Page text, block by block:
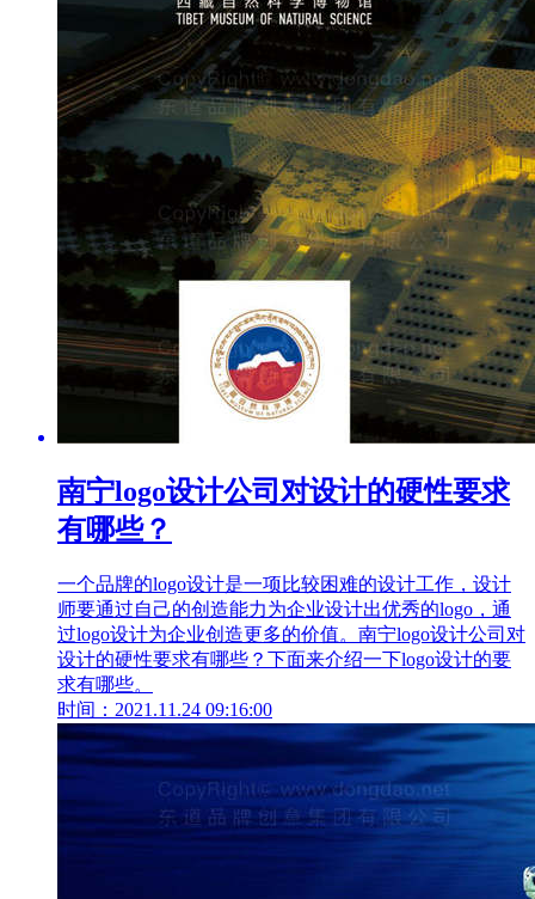
南宁logo设计公司对设计的硬性要求
有哪些？
一个品牌的logo设计是一项比较困难的设计工作，设计
师要通过自己的创造能力为企业设计出优秀的logo，通
过logo设计为企业创造更多的价值。南宁logo设计公司对
设计的硬性要求有哪些？下面来介绍一下logo设计的要
求有哪些。
时间：2021.11.24 09:16:00